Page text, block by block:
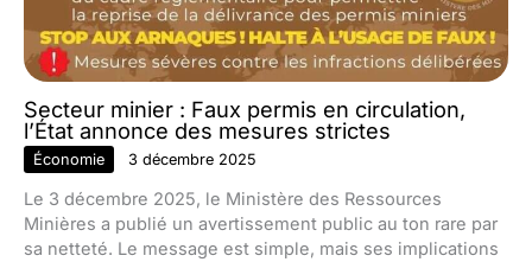
Secteur minier : Faux permis en circulation,
l’État annonce des mesures strictes
Économie 3 décembre 2025
Le 3 décembre 2025, le Ministère des Ressources
Minières a publié un avertissement public au ton rare par
sa netteté. Le message est simple, mais ses implications